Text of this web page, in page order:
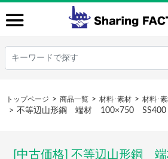
トップページ 商品一覧 材料･素材 材料･
不等辺山形鋼 端材 100×750
[中古価格] 不等辺山形鋼